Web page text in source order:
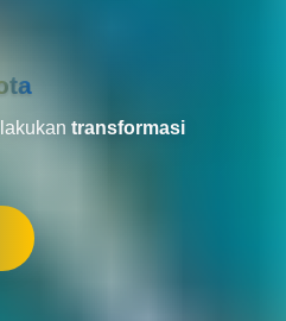
transformasi